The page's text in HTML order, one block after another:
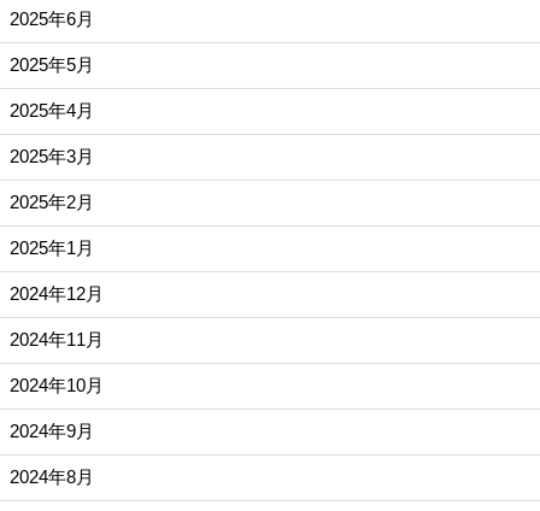
2025年6月
2025年5月
2025年4月
2025年3月
2025年2月
2025年1月
2024年12月
2024年11月
2024年10月
2024年9月
2024年8月